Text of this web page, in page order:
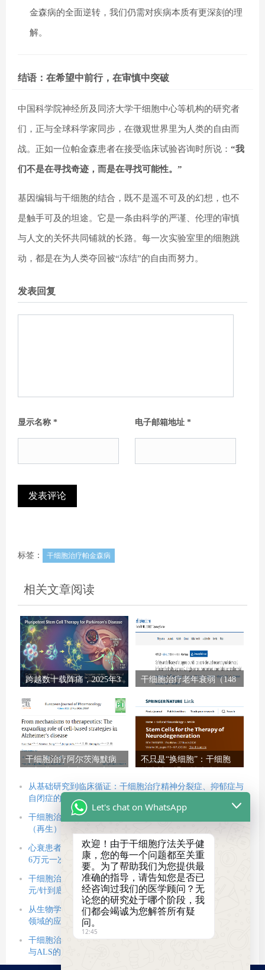
金森病的全面逆转，我们仍需对疾病本质有更深刻的理
解。
结语：在希望中前行，在审慎中突破
中国科学院神经所及同济大学干细胞中心等机构的研究者
们，正与全球科学家同步，在微观世界里为人类的自由而
战。正如一位帕金森患者在接受临床试验咨询时所说： “我
们不是在寻找奇迹，而是在寻找可能性。”
基因编辑与干细胞的结合，既不是遥不可及的幻想，也不
是触手可及的坦途。它是一条由科学的严谨、伦理的审慎
与人文的关怀共同铺就的长路。每一次实验室里的细胞跳
动，都是在为人类夺回被“冻结”的自由而努力。
发表回复
显示名称 * 电子邮箱地址 *
标签： 干细胞治疗帕金森病
相关文章阅读
跨越数十载阵痛，2025年3
胞治疗帕金森病已触手可
干细胞治疗老年衰弱（148
全有效，显著改善身体机
能
干细胞治疗阿尔茨海默病
据与未来展望（2026）
不只是“换细胞”：干细胞
通过“调环境”逆转困局？
从基础研究到临床循证：干细胞治疗精神分裂症、抑郁症与
自闭症的新策略
干细胞治疗帕金森病的新思路：利用多能干细胞重建回路
（再生），借力间充质干细胞改善微环境（修复）
心衰患者的新选择：改善心力衰竭的干细胞疗法正式获批，
6万元一次贵不贵？
干细胞治疗2型糖尿病的价格以及技术临床数据公布，5.8万
元/针到底值不值？
从生物学原理到关键临床试验：间充质干细胞治疗帕金森病
领域的应用现状与挑战
干细胞治疗神经退行性疾病：2026最新综述，解析AD、PD
与ALS的修复密码
Let's chat on WhatsApp
欢迎！由于干细胞疗法关乎健
康，您的每一个问题都至关重
要。为了帮助我们为您提供最
准确的指导，请告知您是否已
经咨询过我们的医学顾问？无
论您的研究处于哪个阶段，我
们都会竭诚为您解答所有疑
问。
12:45